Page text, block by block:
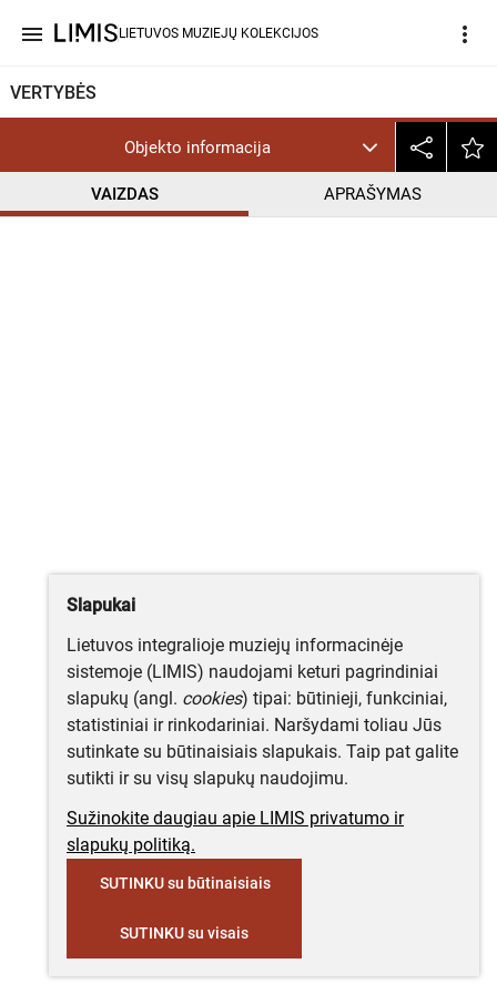
menu LIETUVOS MUZIEJŲ KOLEKCIJOS more_vert
VERTYBĖS
Objekto informacija
VAIZDAS APRAŠYMAS
InC help_outline
Slapukai
Lietuvos integralioje muziejų informacinėje
sistemoje (LIMIS) naudojami keturi pagrindiniai
slapukų (angl. cookies) tipai: būtinieji, funkciniai,
statistiniai ir rinkodariniai. Naršydami toliau Jūs
sutinkate su būtinaisiais slapukais. Taip pat galite
sutikti ir su visų slapukų naudojimu.
Sužinokite daugiau apie LIMIS privatumo ir
slapukų politiką.
SUTINKU su būtinaisiais
SUTINKU su visais